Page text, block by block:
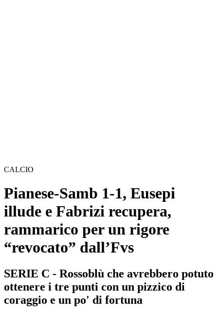
CALCIO
Pianese-Samb 1-1, Eusepi
illude e Fabrizi recupera,
rammarico per un rigore
“revocato” dall’Fvs
SERIE C - Rossoblù che avrebbero potuto
ottenere i tre punti con un pizzico di
coraggio e un po' di fortuna